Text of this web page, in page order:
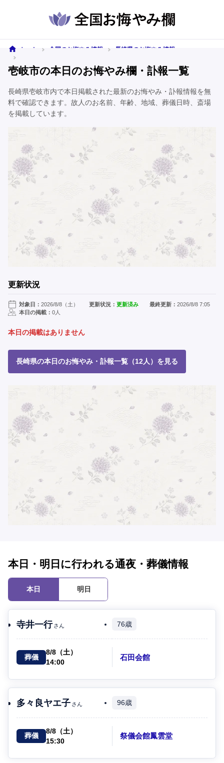
ホーム 全国のお悔やみ情報
長崎県のお悔やみ情報
壱岐市の本日のお悔やみ欄・訃報一覧
長崎県壱岐市内で本日掲載された最新のお悔やみ・訃報情報を無
料で確認できます。故人のお名前、年齢、地域、葬儀日時、斎場
を掲載しています。
更新状況
対象日： 2026/8/8（土） 更新状況：更新済み 最終更新： 2026/8/8 7:05
本日の掲載： 0人
本日の掲載はありません
長崎県の本日のお悔やみ・訃報一覧（12人）を見る
本日・明日に行われる通夜・葬儀情報
本日 明日
寺井一行 さん 76歳
葬儀
8/8（土）
14:00
石田会館
多々良ヤエ子 さん 96歳
葬儀
8/8（土）
15:30
祭儀会館鳳雲堂